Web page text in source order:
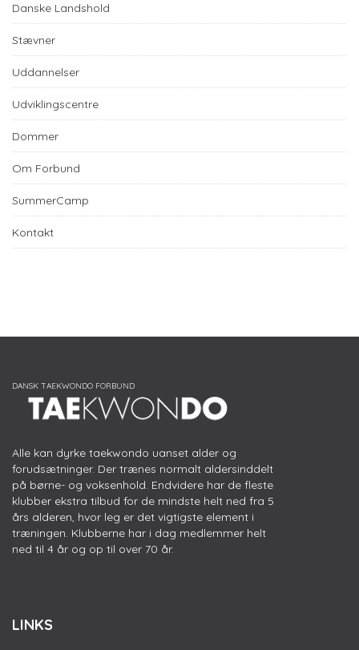
Danske Landshold
Stævner
Uddannelser
Udviklingscentre
Dommer
Om Forbund
SummerCamp
Kontakt
Alle kan dyrke taekwondo uanset alder og
forudsætninger. Der trænes normalt aldersinddelt
på børne- og voksenhold. Endvidere har de fleste
klubber ekstra tilbud for de mindste helt ned fra 5
års alderen, hvor leg er det vigtigste element i
træningen. Klubberne har i dag medlemmer helt
ned til 4 år og op til over 70 år.
LINKS